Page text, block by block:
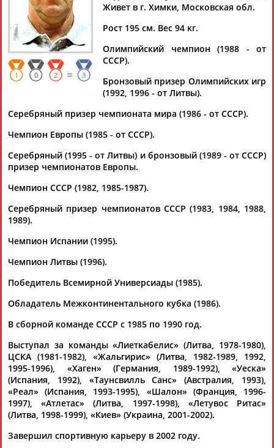
Аслаудин
АБАЕВ
Елена
АБАИМОВА
Мария
Юлия
Дмитрий
Тамилла
АБАСОВА
Рамазан
АБАЧАРАЕВ
Ростом
АБАШИДЗЕ
АББАТЕ-
БУЛАТОВА
АББЯСОВА
АБДИКАРИМОВААБДРАХМАНОВ
Каримжан
АБДРАХМАНОВ
Аделя
АБДРАХМАНОВА
Андрей
АБДУВАЛИЕВ
Герман
АБДУЛАЕВ
1 0 2 = 3
Живет в г. Химки, Московская обл.
Рост 195 см. Вес 94 кг.
Олимпийский чемпион (1988 - от
СССР).
Бронзовый призер Олимпийских игр
(1992, 1996 - от Литвы).
Серебряный призер чемпионата мира (1986 - от СССР).
Чемпион Европы (1985 - от СССР).
Серебряный (1995 - от Литвы) и бронзовый (1989 - от СССР)
призер чемпионатов Европы.
Чемпион СССР (1982, 1985-1987).
Серебряный призер чемпионатов СССР (1983, 1984, 1988,
1989).
Чемпион Испании (1995).
Чемпион Литвы (1996).
Победитель Всемирной Универсиады (1985).
Обладатель Межконтинентального кубка (1986).
В сборной команде СССР с 1985 по 1990 год.
Выступал за команды «Лиеткабелис» (Литва, 1978-1980),
ЦСКА (1981-1982), «Жальгирис» (Литва, 1982-1989, 1992,
1995-1996), «Хаген» (Германия, 1989-1992), «Уеска»
(Испания, 1992), «Таунсвилль Санс» (Австралия, 1993),
«Реал» (Испания, 1993-1995), «Шалон» (Франция, 1996-
1997), «Атлетас» (Литва, 1997-1998), «Летувос Ритас»
(Литва, 1998-1999), «Киев» (Украина, 2001-2002).
Завершил спортивную карьеру в 2002 году.